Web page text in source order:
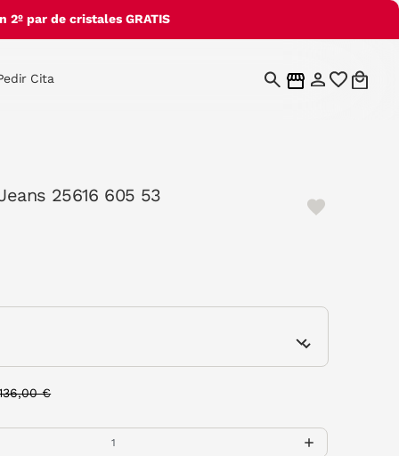
par de cristales GRATIS
Cita
25616 605 53
€